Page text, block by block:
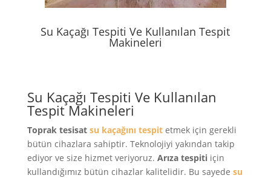
Su Kaçağı Tespiti Ve Kullanılan Tespit
Makineleri
Su Kaçağı Tespiti Ve Kullanılan
Tespit Makineleri
Toprak tesisat su kaçağını tespitetmek için gerekli
bütün cihazlara sahiptir. Teknolojiyi yakından takip
ediyor ve size hizmet veriyoruz. Arıza tespitiiçin
kullandığımız bütün cihazlar kalitelidir. Bu sayede su